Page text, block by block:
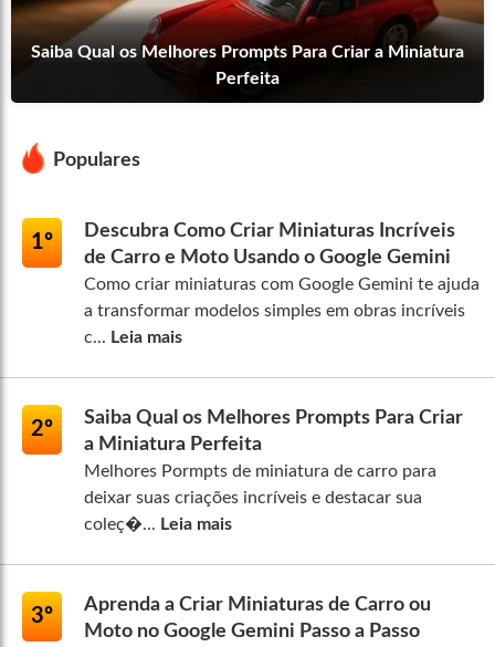
Saiba Qual os Melhores Prompts Para Criar a Miniatura
Perfeita
Populares
1º
Descubra Como Criar Miniaturas Incríveis
de Carro e Moto Usando o Google Gemini
Como criar miniaturas com Google Gemini te ajuda
a transformar modelos simples em obras incríveis
c... Leia mais
2º
Saiba Qual os Melhores Prompts Para Criar
a Miniatura Perfeita
Melhores Pormpts de miniatura de carro para
deixar suas criações incríveis e destacar sua
coleç�... Leia mais
3º
Aprenda a Criar Miniaturas de Carro ou
Moto no Google Gemini Passo a Passo